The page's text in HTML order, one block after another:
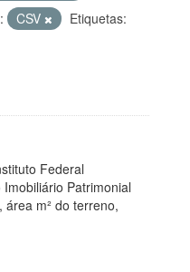
CSV
Etiquetas:
Federal
Patrimonial
m² do terreno,